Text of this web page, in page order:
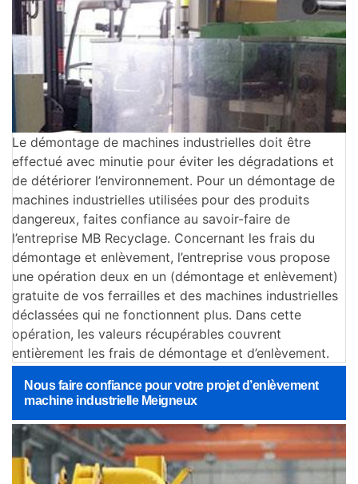
Le démontage de machines industrielles doit être
effectué avec minutie pour éviter les dégradations et
de détériorer l’environnement. Pour un démontage de
machines industrielles utilisées pour des produits
dangereux, faites confiance au savoir-faire de
l’entreprise MB Recyclage. Concernant les frais du
démontage et enlèvement, l’entreprise vous propose
une opération deux en un (démontage et enlèvement)
gratuite de vos ferrailles et des machines industrielles
déclassées qui ne fonctionnent plus. Dans cette
opération, les valeurs récupérables couvrent
entièrement les frais de démontage et d’enlèvement.
Nous faire confiance pour votre projet d’enlèvement
machine industrielle Meigneux